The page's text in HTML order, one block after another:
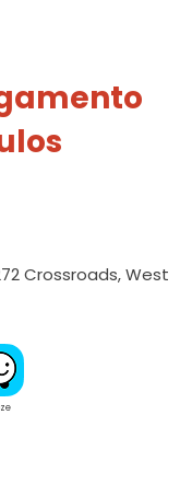
Crossroads, West